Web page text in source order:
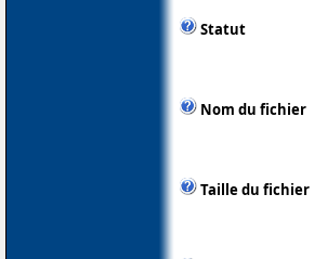
Statut
Nom du fichier
Taille du fichier